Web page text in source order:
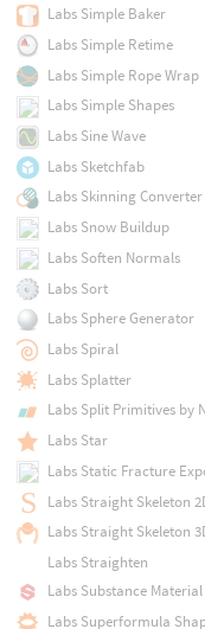
Labs Simple Baker
Labs Simple Retime
Labs Simple Rope Wrap
Labs Simple Shapes
Labs Sine Wave
Labs Sketchfab
Labs Skinning Converter
Labs Snow Buildup
Labs Soften Normals
Labs Sort
Labs Sphere Generator
Labs Spiral
Labs Splatter
Labs Split Primitives by
Labs Star
Labs Static Fracture
Labs Straight Skeleton
Labs Straight Skeleton
Labs Straighten
Labs Substance Material
Labs Superformula